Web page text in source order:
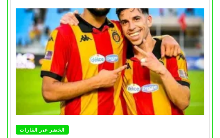
الخضر عبر القارات